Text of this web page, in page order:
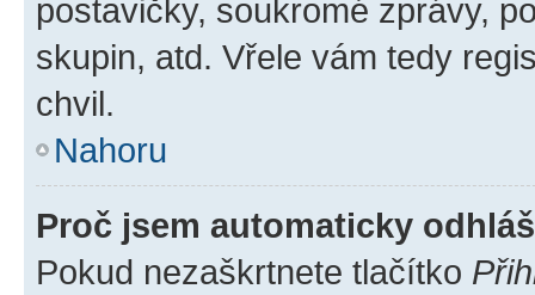
postavičky, soukromé zprávy,
skupin, atd. Vřele vám tedy
chvil.
Nahoru
Proč jsem automaticky
Pokud nezaškrtnete tlačítko